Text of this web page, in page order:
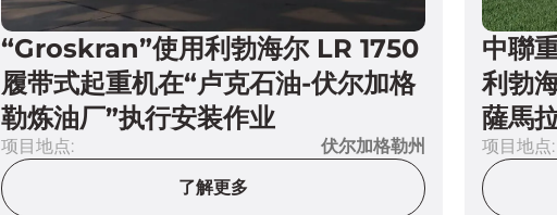
“Groskran”使用利勃海尔 LR 1750
履带式起重机在“卢克石油-伏尔加格
勒炼油厂”执行安装作业
项目地点:
伏尔加格勒州
了解更多
中聯
利勃
薩馬
项目地点: